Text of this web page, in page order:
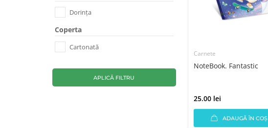
Dorința
Coperta
Cartonată
APLICĂ FILTRU
Carnete
NoteBook. Fantastic
25.00 lei
ADAUGĂ ÎN COȘ